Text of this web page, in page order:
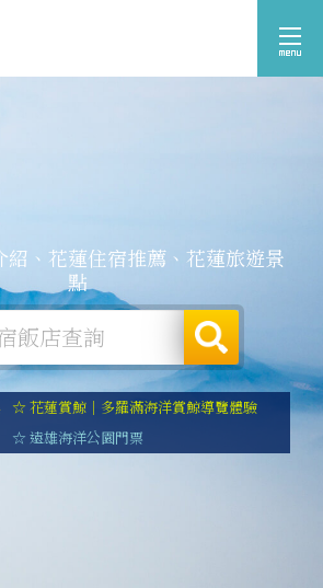
紹、花蓮住宿推薦、花蓮旅遊景
點
☆ 花蓮賞鯨｜多羅滿海洋賞鯨導覽體驗
☆ 遠雄海洋公園門票